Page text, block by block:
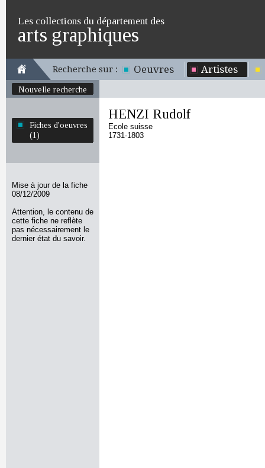
Les collections du département des
arts graphiques
Recherche sur : Oeuvres Artistes
Nouvelle recherche
Fiches d'oeuvres
(1)
Mise à jour de la fiche
08/12/2009
Attention, le contenu de
cette fiche ne reflète
pas nécessairement le
dernier état du savoir.
HENZI Rudolf
Ecole suisse
1731-1803